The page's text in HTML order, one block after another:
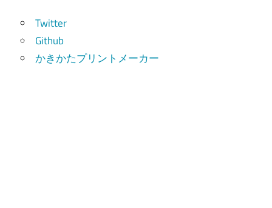
Twitter
Github
かきかたプリントメーカー